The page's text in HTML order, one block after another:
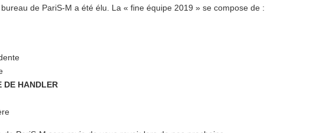
de PariS-M a été élu. La « fine équipe 2019 » se compose de :
DE HANDLER